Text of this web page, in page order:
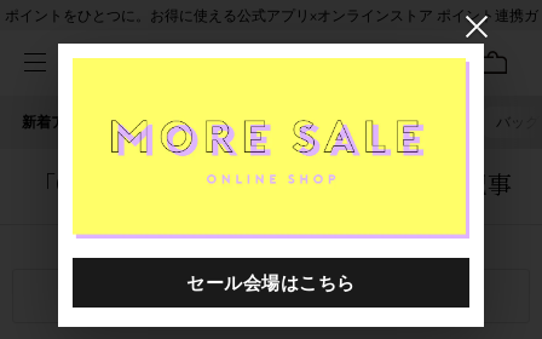
ポイントをひとつに。お得に使える公式アプリ×オンラインストア ポイント連携ガ
新着アイテム 人気ワード セール 40th限定 ピアス バッグ
「0000451.2422004.0999」に関する記事
関連キーワード